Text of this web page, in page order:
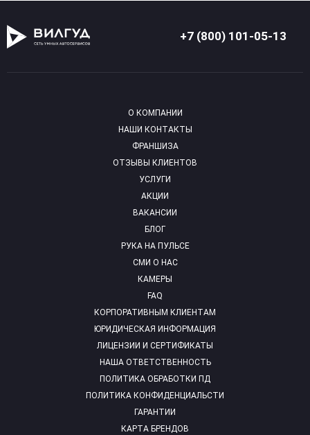
+7 (800) 101-05-13
О КОМПАНИИ
НАШИ КОНТАКТЫ
ФРАНШИЗА
ОТЗЫВЫ КЛИЕНТОВ
УСЛУГИ
АКЦИИ
ВАКАНСИИ
БЛОГ
РУКА НА ПУЛЬСЕ
СМИ О НАС
КАМЕРЫ
FAQ
КОРПОРАТИВНЫМ КЛИЕНТАМ
ЮРИДИЧЕСКАЯ ИНФОРМАЦИЯ
ЛИЦЕНЗИИ И СЕРТИФИКАТЫ
НАША ОТВЕТСТВЕННОСТЬ
ПОЛИТИКА ОБРАБОТКИ ПД
ПОЛИТИКА КОНФИДЕНЦИАЛЬСТИ
ГАРАНТИИ
КАРТА БРЕНДОВ